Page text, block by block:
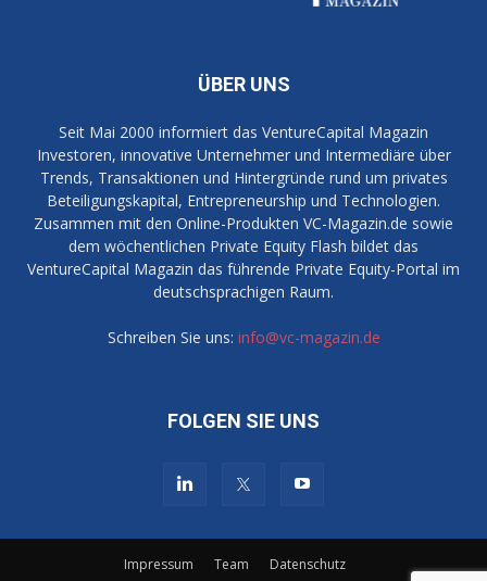
ÜBER UNS
Seit Mai 2000 informiert das VentureCapital Magazin
Investoren, innovative Unternehmer und Intermediäre über
Trends, Transaktionen und Hintergründe rund um privates
Beteiligungskapital, Entrepreneurship und Technologien.
Zusammen mit den Online-Produkten VC-Magazin.de sowie
dem wöchentlichen Private Equity Flash bildet das
VentureCapital Magazin das führende Private Equity-Portal im
deutschsprachigen Raum.
Schreiben Sie uns: info@vc-magazin.de
FOLGEN SIE UNS
Impressum Team
Datenschutz